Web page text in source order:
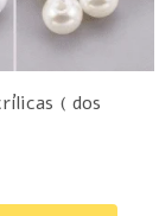
( dos